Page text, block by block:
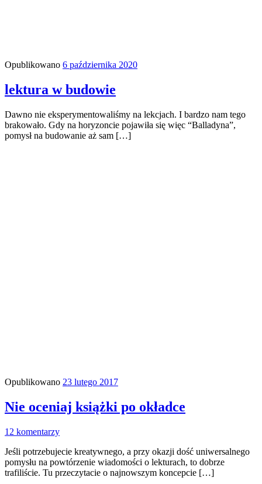
Opublikowano 6 października 2020
lektura w budowie
Dawno nie eksperymentowaliśmy na lekcjach. I bardzo nam tego
brakowało. Gdy na horyzoncie pojawiła się więc “Balladyna”,
pomysł na budowanie aż sam […]
Opublikowano 23 lutego 2017
Nie oceniaj książki po okładce
12 komentarzy
Jeśli potrzebujecie kreatywnego, a przy okazji dość uniwersalnego
pomysłu na powtórzenie wiadomości o lekturach, to dobrze
trafiliście. Tu przeczytacie o najnowszym koncepcie […]